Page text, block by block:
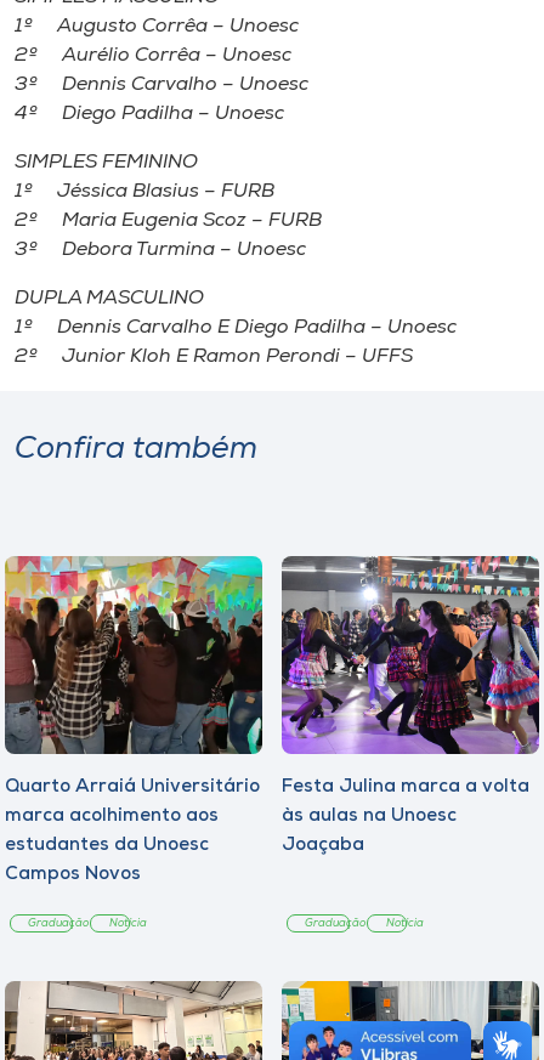
Unoesc
Store
o idioma
A+
A-
1º Augusto Corrêa – Unoesc
2º Aurélio Corrêa – Unoesc
3º Dennis Carvalho – Unoesc
4º Diego Padilha – Unoesc
SIMPLES FEMININO
1º Jéssica Blasius – FURB
2º Maria Eugenia Scoz – FURB
3º Debora Turmina – Unoesc
DUPLA MASCULINO
1º Dennis Carvalho E Diego Padilha – Unoesc
2º Junior Kloh E Ramon Perondi – UFFS
Confira também
Quarto Arraiá Universitário
marca acolhimento aos
estudantes da Unoesc
Campos Novos
Graduação Notícia
Festa Julina marca a volta
às aulas na Unoesc
Joaçaba
Graduação Notícia